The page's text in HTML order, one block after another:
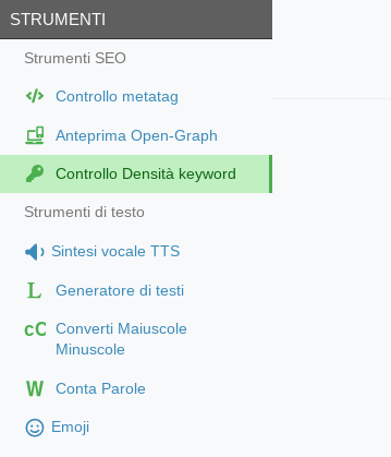
STRUMENTI
Strumenti SEO
Controllo metatag
Anteprima Open-Graph
Controllo Densità keyword
Strumenti di testo
Sintesi vocale TTS
Generatore di testi
cC Converti Maiuscole
Minuscole
Conta Parole
Emoji